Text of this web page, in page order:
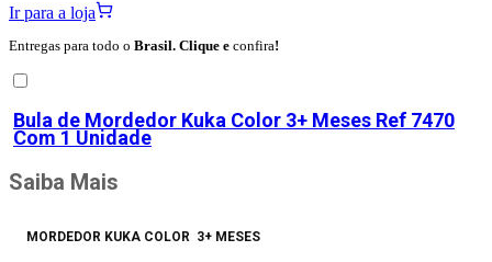
Ir para a loja
Entregas para todo o Brasil. Clique e confira!
Bula de Mordedor Kuka Color 3+ Meses Ref 7470
Com 1 Unidade
Saiba Mais
MORDEDOR KUKA COLOR 3+ MESES